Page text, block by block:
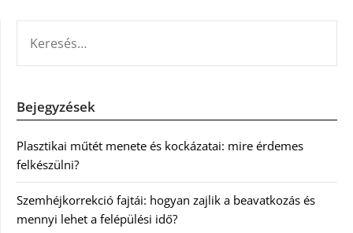
Bejegyzések
Plasztikai műtét menete és kockázatai: mire érdemes
felkészülni?
Szemhéjkorrekció fajtái: hogyan zajlik a beavatkozás és
mennyi lehet a felépülési idő?